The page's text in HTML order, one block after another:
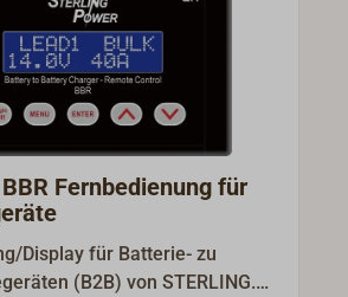
Fernbedienung für
Display für Batterie- zu
(B2B) von STERLING.